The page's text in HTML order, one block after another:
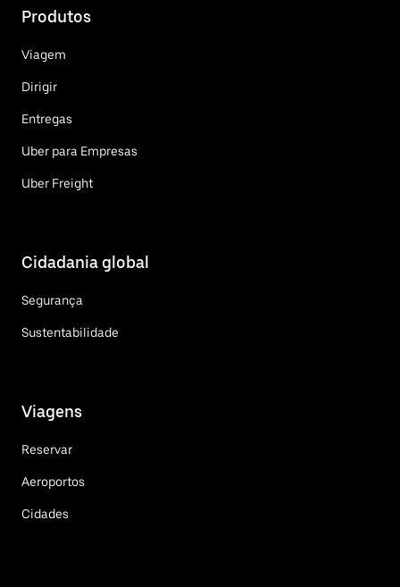
Produtos
Viagem
Dirigir
Entregas
Uber para Empresas
Uber Freight
Cidadania global
Segurança
Sustentabilidade
Viagens
Reservar
Aeroportos
Cidades